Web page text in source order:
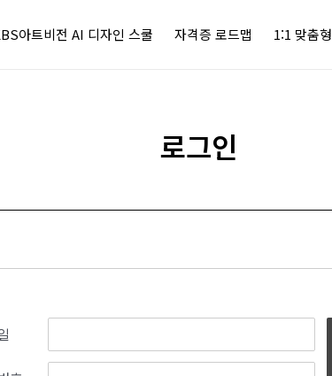
아트비전 AI 디자인 스쿨 자격증 로드맵 1:1 맞춤형
로그인